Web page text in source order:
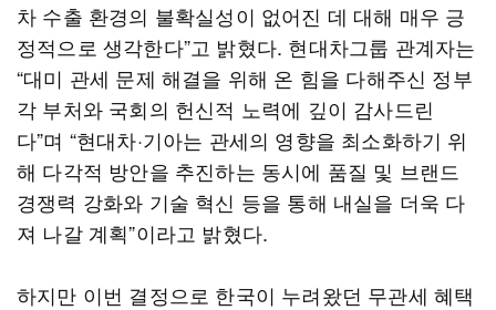
차 수출 환경의 불확실성이 없어진 데 대해 매우 긍
정적으로 생각한다”고 밝혔다. 현대차그룹 관계자는
“대미 관세 문제 해결을 위해 온 힘을 다해주신 정부
각 부처와 국회의 헌신적 노력에 깊이 감사드린
다”며 “현대차·기아는 관세의 영향을 최소화하기 위
해 다각적 방안을 추진하는 동시에 품질 및 브랜드
경쟁력 강화와 기술 혁신 등을 통해 내실을 더욱 다
져 나갈 계획”이라고 밝혔다.
하지만 이번 결정으로 한국이 누려왔던 무관세 혜택